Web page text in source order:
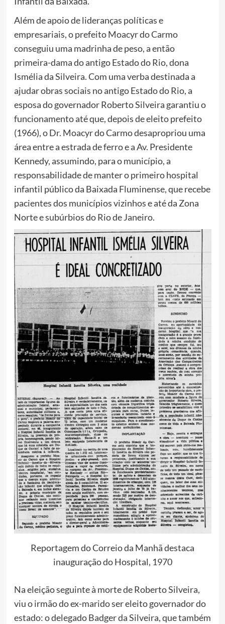
Além de apoio de lideranças políticas e
empresariais, o prefeito Moacyr do Carmo
conseguiu uma madrinha de peso, a então
primeira-dama do antigo Estado do Rio, dona
Ismélia da Silveira. Com uma verba destinada a
ajudar obras sociais no antigo Estado do Rio, a
esposa do governador Roberto Silveira garantiu o
funcionamento até que, depois de eleito prefeito
(1966), o Dr. Moacyr do Carmo desapropriou uma
área entre a estrada de ferro e a Av. Presidente
Kennedy, assumindo, para o município, a
responsabilidade de manter o primeiro hospital
infantil público da Baixada Fluminense, que recebe
pacientes dos municípios vizinhos e até da Zona
Norte e subúrbios do Rio de Janeiro.
Reportagem do Correio da Manhã destaca
inauguração do Hospital, 1970
Na eleição seguinte à morte de Roberto Silveira,
viu o irmão do ex-marido ser eleito governador do
estado: o delegado Badger da Silveira, que também